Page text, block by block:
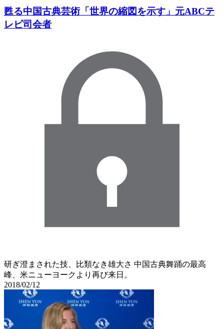
甦る中国古典芸術「世界の縮図を示す」元ABCテ
レビ司会者
研ぎ澄まされた技、比類なき雄大さ 中国古典舞踊の最高
峰、米ニューヨークより再び来日。
2018/02/12